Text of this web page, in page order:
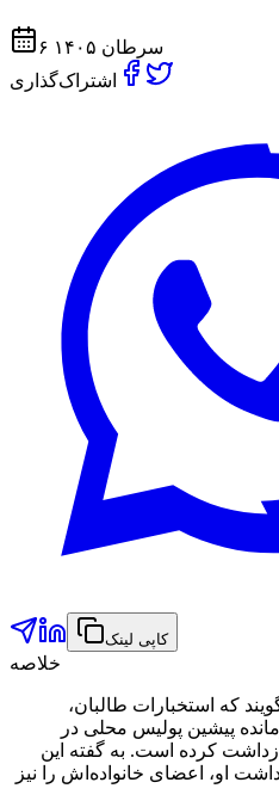
۶ سرطان ۱۴۰۵
اشتراک‌گذاری
کاپی لینک
خلاصه
که استخبارات طالبان،
پیشین پولیس محلی در
کرده است. به گفته این
او، اعضای خانواده‌اش را نیز